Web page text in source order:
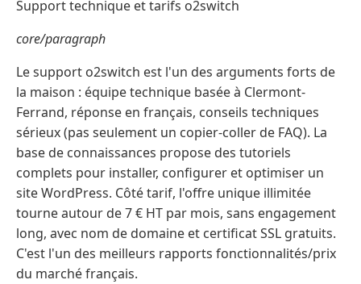
Support technique et tarifs o2switch
core/paragraph
Le support o2switch est l'un des arguments forts de
la maison : équipe technique basée à Clermont-
Ferrand, réponse en français, conseils techniques
sérieux (pas seulement un copier-coller de FAQ). La
base de connaissances propose des tutoriels
complets pour installer, configurer et optimiser un
site WordPress. Côté tarif, l'offre unique illimitée
tourne autour de 7 € HT par mois, sans engagement
long, avec nom de domaine et certificat SSL gratuits.
C'est l'un des meilleurs rapports fonctionnalités/prix
du marché français.